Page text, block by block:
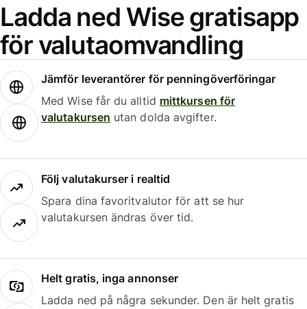
Ladda ned Wise gratisapp
för valutaomvandling
Jämför leverantörer för penningöverföringar
Med Wise får du alltid mittkursen för
valutakursen utan dolda avgifter.
Följ valutakurser i realtid
Spara dina favoritvalutor för att se hur
valutakursen ändras över tid.
Helt gratis, inga annonser
Ladda ned på några sekunder. Den är helt gratis